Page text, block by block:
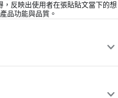
反映出使用者在張貼貼文當下的想
品功能與品質。